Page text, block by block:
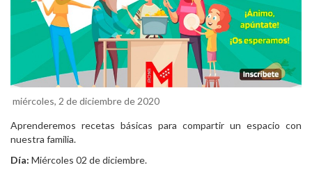
miércoles, 2 de diciembre de 2020
Aprenderemos recetas básicas para compartir un espacio con
nuestra familia.
Día: Miércoles 02 de diciembre.